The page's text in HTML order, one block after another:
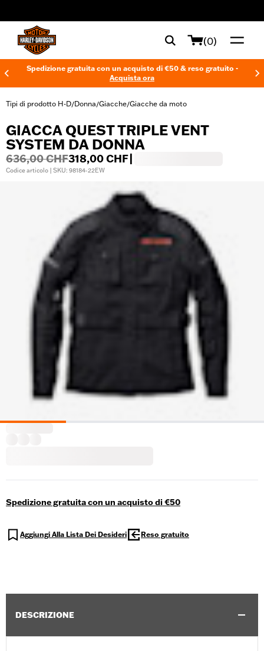
(0)
Spedizione gratuita con un acquisto di €50 & reso gratuito -
Acquista ora
Tipi di prodotto H-D/Donna/Giacche/Giacche da moto
GIACCA QUEST TRIPLE VENT
SYSTEM DA DONNA
636,00 CHF318,00 CHF
Codice articolo | SKU: 98184-22EW
Spedizione gratuita con un acquisto di €50
Aggiungi Alla Lista Dei Desideri Reso gratuito
DESCRIZIONE